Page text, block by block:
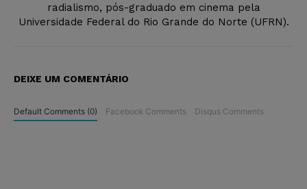
radialismo, pós-graduado em cinema pela
Universidade Federal do Rio Grande do Norte (UFRN).
DEIXE UM COMENTÁRIO
Default Comments (0) Facebook Comments Disqus Comments